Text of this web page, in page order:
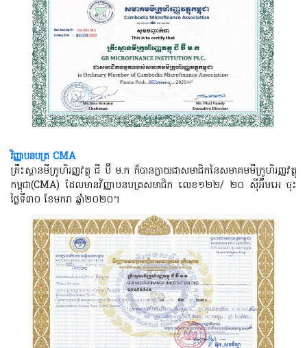
វិញ្ញាបនបត្រ CMA
គ្រឹះស្ថានមីក្រូហិរញ្ញវត្ថុ ជី ប៊ី ម.ក ក៏បានក្លាយជាសមាជិកនៃសមាគមមីក្រូហិរញ្ញវត្ថុ
កម្ពុជា(CMA) ដែលមានវិញ្ញាបនបត្រសមាជិក លេខ១២២/ ២០ ស៊ីអ៊ឺមអេ ចុះ
ថ្ងៃទី៣០ ខែមករា ឆ្នាំ២០២០។